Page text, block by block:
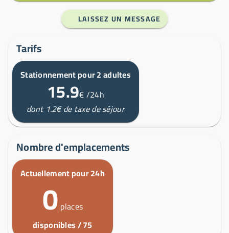
LAISSEZ UN MESSAGE
Tarifs
Stationnement pour 2 adultes
15.9€/24h
dont 1.2€ de taxe de séjour
Nombre d'emplacements
Actuellement pour 24h
0 places
disponibles / 75